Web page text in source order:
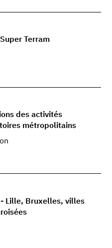
Terram
des activités
métropolitains
Lille, Bruxelles, villes